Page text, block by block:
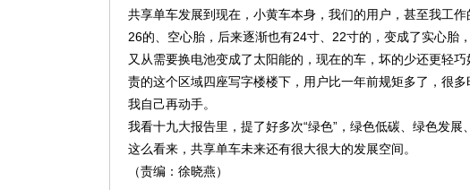
共享单车发展到现在，小黄车本身，我们的用户，甚至我工
26的、空心胎，后来逐渐也有24寸、22寸的，变成了实心胎
又从需要换电池变成了太阳能的，现在的车，坏的少还更轻
责的这个区域四座写字楼楼下，用户比一年前规矩多了，很
我自己再动手。
我看十九大报告里，提了好多次“绿色”，绿色低碳、绿色发
这么看来，共享单车未来还有很大很大的发展空间。
（责编：徐晓燕）